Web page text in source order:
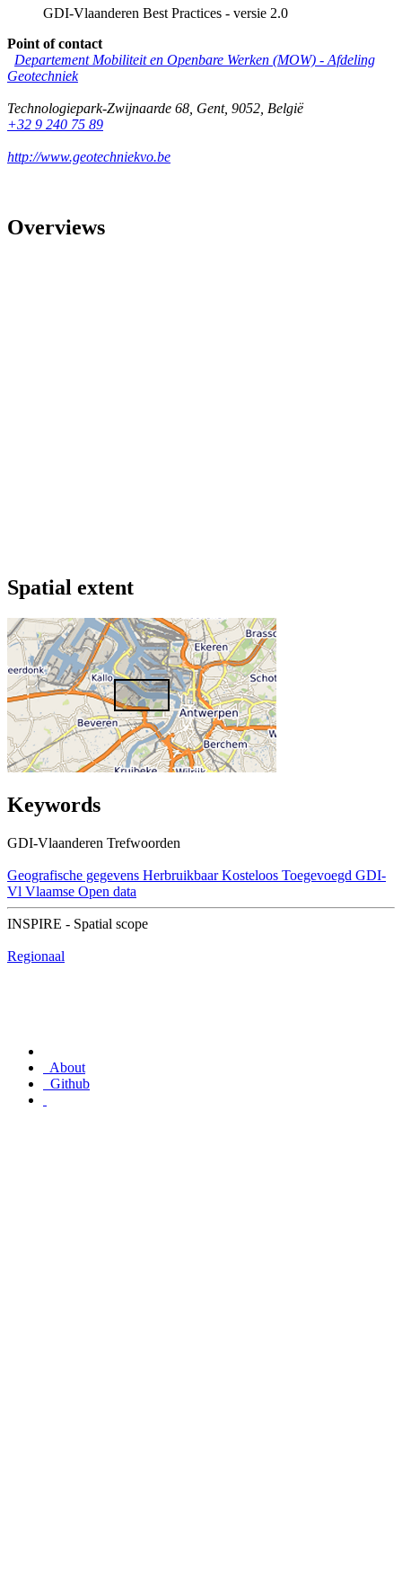
GDI-Vlaanderen Best Practices - versie 2.0
Point of contact
Departement Mobiliteit en Openbare Werken (MOW) - Afdeling
Geotechniek
Technologiepark-Zwijnaarde 68 Gent, 9052 België
+32 9 240 75 89
http://www.geotechniekvo.be
Overviews
Spatial extent
Keywords
GDI-Vlaanderen Trefwoorden
Geografische gegevens Herbruikbaar Kosteloos Toegevoegd GDI-
Vl Vlaamse Open data
INSPIRE - Spatial scope
Regionaal
About
Github